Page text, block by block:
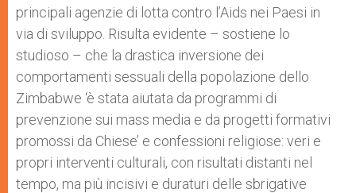
principali agenzie di lotta contro l’Aids nei Paesi in
via di sviluppo. Risulta evidente – sostiene lo
studioso – che la drastica inversione dei
comportamenti sessuali della popolazione dello
Zimbabwe ‘è stata aiutata da programmi di
prevenzione sui mass media e da progetti formativi
promossi da Chiese’ e confessioni religiose: veri e
propri interventi culturali, con risultati distanti nel
tempo, ma più incisivi e duraturi delle sbrigative